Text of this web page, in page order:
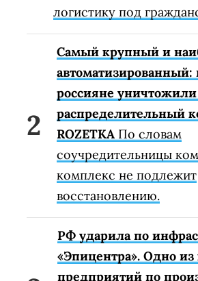
логистику под
Самый крупный и
автоматизированный:
россияне
распределительный
ROZETKA По словам
соучредительницы
комплекс не подлежит
восстановлению.
РФ ударила по
«Эпицентра». Одно
предприятий по